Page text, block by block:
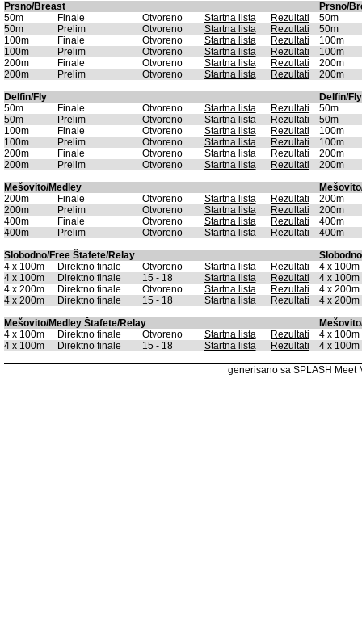
Prsno/Breast
Prsno/
50m
Finale Otvoreno Startna lista Rezultati
50m
50m
Prelim Otvoreno Startna lista Rezultati
50m
100m
Finale Otvoreno Startna lista Rezultati
100m
100m
Prelim Otvoreno Startna lista Rezultati
100m
200m
Finale Otvoreno Startna lista Rezultati
200m
200m
Prelim Otvoreno Startna lista Rezultati
200m
Delfin/Fly
Delfin/Fly
50m
Finale Otvoreno Startna lista Rezultati
50m
50m
Prelim Otvoreno Startna lista Rezultati
50m
100m
Finale Otvoreno Startna lista Rezultati
100m
100m
Prelim Otvoreno Startna lista Rezultati
100m
200m
Finale Otvoreno Startna lista Rezultati
200m
200m
Prelim Otvoreno Startna lista Rezultati
200m
Mešovito/Medley
200m
Finale Otvoreno Startna lista Rezultati
200m
200m
Prelim Otvoreno Startna lista Rezultati
200m
400m
Finale Otvoreno Startna lista Rezultati
400m
400m
Prelim Otvoreno Startna lista Rezultati
400m
Slobodno/Free Štafete/Relay
4 x 100m
Direktno finale Otvoreno Startna lista Rezultati
4 x 100m
4 x 100m
Direktno finale 15 - 18 Startna lista Rezultati
4 x 100m
4 x 200m
Direktno finale Otvoreno Startna lista Rezultati
4 x 200m
4 x 200m
Direktno finale 15 - 18 Startna lista Rezultati
4 x 200m
Mešovito/Medley Štafete/Relay
4 x 100m
Direktno finale Otvoreno Startna lista Rezultati
4 x 100m
4 x 100m
Direktno finale 15 - 18 Startna lista Rezultati 4 x 100m
generisano sa SPLASH Meet